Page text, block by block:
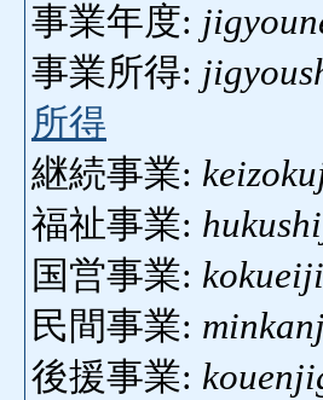
事業年度:
事業所得:
所得
継続事業:
福祉事業:
国営事業:
民間事業:
後援事業: